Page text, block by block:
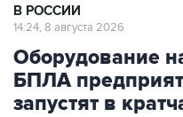
В РОССИИ
14:24, 8 августа 2026
Оборудование
БПЛА
запустят в